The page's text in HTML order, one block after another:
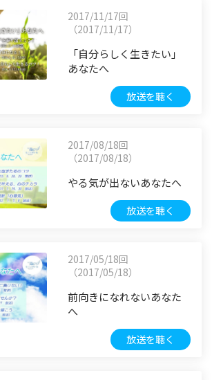
2017/11/17回
（2017/11/17）
「自分らしく生きたい」
あなたへ
放送を聴く
2017/08/18回
（2017/08/18）
やる気が出ないあなたへ
放送を聴く
2017/05/18回
（2017/05/18）
前向きになれないあなた
へ
放送を聴く